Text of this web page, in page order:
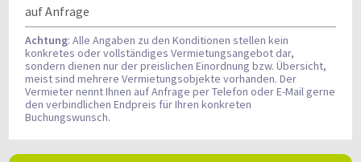
auf Anfrage
Achtung: Alle Angaben zu den Konditionen stellen kein
konkretes oder vollständiges Vermietungsangebot dar,
sondern dienen nur der preislichen Einordnung bzw. Übersicht,
meist sind mehrere Vermietungsobjekte vorhanden. Der
Vermieter nennt Ihnen auf Anfrage per Telefon oder E-Mail gerne
den verbindlichen Endpreis für Ihren konkreten
Buchungswunsch.